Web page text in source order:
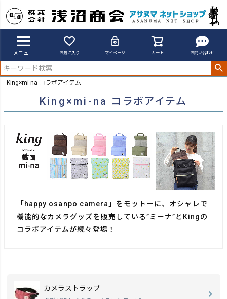
メニュー お気に入り マイページ カート お問い合わせ
King×mi-na コラボアイテム
King×mi-na コラボアイテム
「happy osanpo camera」をモットーに、オシャレで
機能的なカメラグッズを販売している”ミーナ”とKingの
コラボアイテムが続々登場！
カメラストラップ